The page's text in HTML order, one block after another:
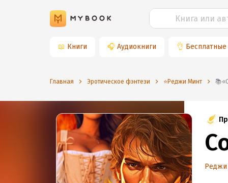
📖 Книги 🎧 Аудиокниги 👌 Бесплатные
Главная Эротическое фэнтези ⭐️Реджи Минт